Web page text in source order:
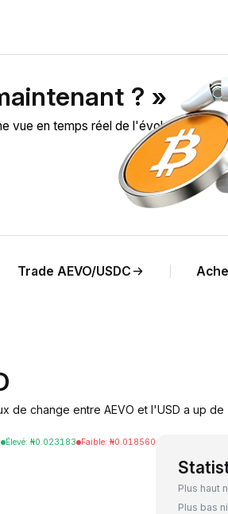
? »
vue en temps réel de l'évolution du
Trade AEVO/USDC
change entre AEVO et l'USD a up
Élevé: ₦0.023183 Faible: ₦0.018560
Plus haut
Plus bas